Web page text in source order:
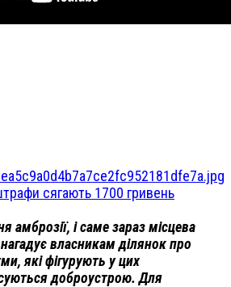
сягають 1700 гривень
амброзії, і саме зараз місцева
власникам ділянок про
які фігурують у цих
доброустрою. Для